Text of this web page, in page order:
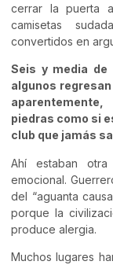
cerrar la puerta
camisetas
convertidos en
Seis y media de
algunos
piedras como si
club que jamás
Ahí estaban
emocional.
del “aguanta
porque la
produce alergia.
Muchos lugares